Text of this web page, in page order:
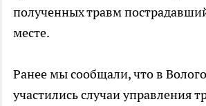
полученных травм
месте.
Ранее мы сообщали, что в
участились случаи управления